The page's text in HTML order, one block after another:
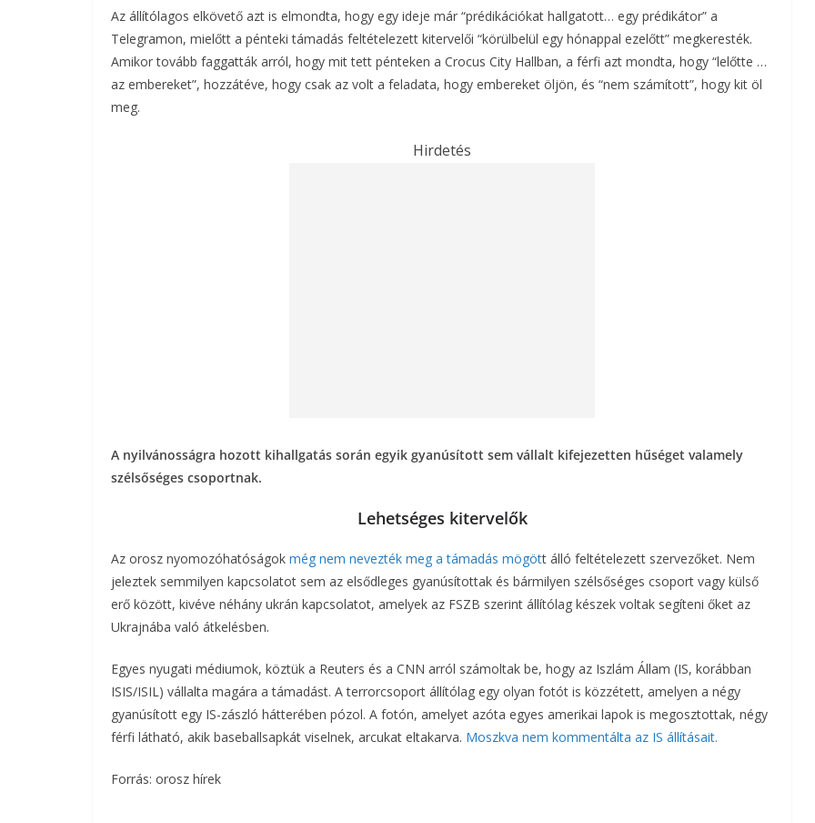
Az állítólagos elkövető azt is elmondta, hogy egy ideje már “prédikációkat hallgatott… egy prédikátor” a
Telegramon, mielőtt a pénteki támadás feltételezett kitervelői “körülbelül egy hónappal ezelőtt” megkeresték.
Amikor tovább faggatták arról, hogy mit tett pénteken a Crocus City Hallban, a férfi azt mondta, hogy “lelőtte …
az embereket”, hozzátéve, hogy csak az volt a feladata, hogy embereket öljön, és “nem számított”, hogy kit öl
meg.
Hirdetés
A nyilvánosságra hozott kihallgatás során egyik gyanúsított sem vállalt kifejezetten hűséget valamely
szélsőséges csoportnak.
Lehetséges kitervelők
Az orosz nyomozóhatóságok még nem nevezték meg a támadás mögött álló feltételezett szervezőket. Nem
jeleztek semmilyen kapcsolatot sem az elsődleges gyanúsítottak és bármilyen szélsőséges csoport vagy külső
erő között, kivéve néhány ukrán kapcsolatot, amelyek az FSZB szerint állítólag készek voltak segíteni őket az
Ukrajnába való átkelésben.
Egyes nyugati médiumok, köztük a Reuters és a CNN arról számoltak be, hogy az Iszlám Állam (IS, korábban
ISIS/ISIL) vállalta magára a támadást. A terrorcsoport állítólag egy olyan fotót is közzétett, amelyen a négy
gyanúsított egy IS-zászló hátterében pózol. A fotón, amelyet azóta egyes amerikai lapok is megosztottak, négy
férfi látható, akik baseballsapkát viselnek, arcukat eltakarva. Moszkva nem kommentálta az IS állításait.
Forrás: orosz hírek